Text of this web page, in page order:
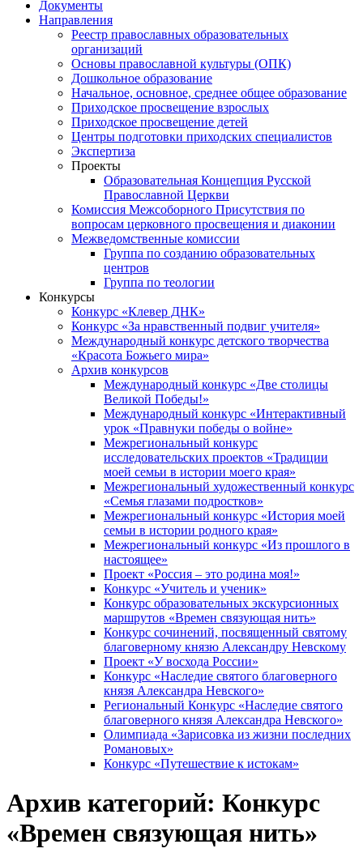
Документы
Направления
Реестр православных образовательных
организаций
Основы православной культуры (ОПК)
Дошкольное образование
Начальное, основное, среднее общее образование
Приходское просвещение взрослых
Приходское просвещение детей
Центры подготовки приходских специалистов
Экспертиза
Проекты
Образовательная Концепция Русской
Православной Церкви
Комиссия Межсоборного Присутствия по
вопросам церковного просвещения и диаконии
Межведомственные комиссии
Группа по созданию образовательных
центров
Группа по теологии
Конкурсы
Конкурс «Клевер ДНК»
Конкурс «За нравственный подвиг учителя»
Международный конкурс детского творчества
«Красота Божьего мира»
Архив конкурсов
Международный конкурс «Две столицы
Великой Победы!»
Международный конкурс «Интерактивный
урок «Правнуки победы о войне»
Межрегиональный конкурс
исследовательских проектов «Традиции
моей семьи в истории моего края»
Межрегиональный художественный конкурс
«Семья глазами подростков»
Межрегиональный конкурс «История моей
семьи в истории родного края»
Межрегиональный конкурс «Из прошлого в
настоящее»
Проект «Россия – это родина моя!»
Конкурс «Учитель и ученик»
Конкурс образовательных экскурсионных
маршрутов «Времен связующая нить»
Конкурс сочинений, посвященный святому
благоверному князю Александру Невскому
Проект «У восхода России»
Конкурс «Наследие святого благоверного
князя Александра Невского»
Региональный Конкурс «Наследие святого
благоверного князя Александра Невского»
Олимпиада «Зарисовка из жизни последних
Романовых»
Конкурс «Путешествие к истокам»
Архив категорий: Конкурс
«Времен связующая нить»